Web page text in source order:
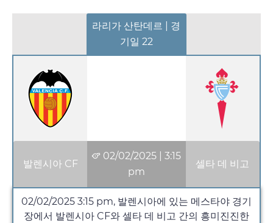
라리가 산탄데르 | 경
기일 22
발렌시아 CF
02/02/2025 |3:15
pm
셀타 데 비고
02/02/2025 3:15 pm, 발렌시아에 있는 메스타야 경기
장에서 발렌시아 CF와 셀타 데 비고 간의 흥미진진한